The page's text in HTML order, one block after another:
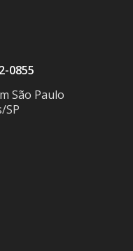
0855
São Paulo
SP